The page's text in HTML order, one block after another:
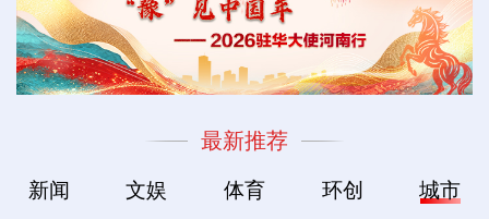
最新推荐
新闻 文娱 体育 环创 城市